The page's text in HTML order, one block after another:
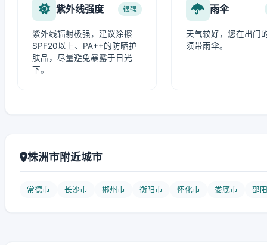
紫外线强度 很强
紫外线辐射极强，建议涂擦
SPF20以上、PA++的防晒护
肤品，尽量避免暴露于日光
下。
雨伞
天气较好，您在出门
须带雨伞。
株洲市附近城市
常德市 长沙市 郴州市 衡阳市 怀化市 娄底市 邵